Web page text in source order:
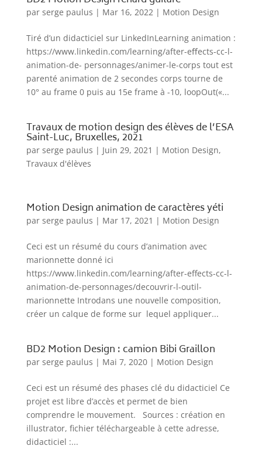
par serge paulus | Mar 16, 2022| Motion Design
Tiré d’un didacticiel sur LinkedInLearning animation :
https://www.linkedin.com/learning/after-eﬀects-cc-l-
animation-de- personnages/animer-le-corps tout est
parenté animation de 2 secondes corps tourne de
10° au frame 0 puis au 15e frame à -10, loopOut(«...
Travaux de motion design des élèves de l’ESA
Saint-Luc, Bruxelles, 2021
par serge paulus | Juin 29, 2021 | Motion Design,
Travaux d'élèves
Motion Design animation de caractères yéti
par serge paulus | Mar 17, 2021 | Motion Design
Ceci est un résumé du cours d’animation avec
marionnette donné ici
https://www.linkedin.com/learning/after-effects-cc-l-
animation-de-personnages/decouvrir-l-outil-
marionnette Introdans une nouvelle composition,
créer un calque de forme sur lequel appliquer...
BD2 Motion Design : camion Bibi Graillon
par serge paulus | Mai 7, 2020| Motion Design
Ceci est un résumé des phases clé du didacticiel Ce
projet est libre d’accès et permet de bien
comprendre le mouvement. Sources : création en
illustrator, fichier téléchargeable à cette adresse,
didacticiel :...